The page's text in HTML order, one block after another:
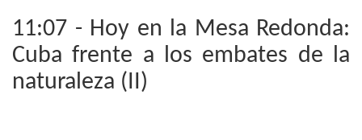
11:07 - Hoy en la Mesa Redonda:
Cuba frente a los embates de la
naturaleza (II)